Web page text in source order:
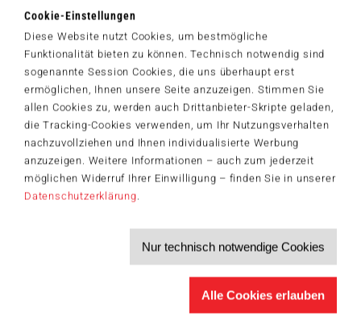
Cookie-Einstellungen
Diese Website nutzt Cookies, um bestmögliche
Funktionalität bieten zu können. Technisch notwendig sind
sogenannte Session Cookies, die uns überhaupt erst
ermöglichen, Ihnen unsere Seite anzuzeigen. Stimmen Sie
allen Cookies zu, werden auch Drittanbieter-Skripte geladen,
die Tracking-Cookies verwenden, um Ihr Nutzungsverhalten
nachzuvollziehen und Ihnen individualisierte Werbung
anzuzeigen. Weitere Informationen – auch zum jederzeit
möglichen Widerruf Ihrer Einwilligung – finden Sie in unserer
Datenschutzerklärung
Nur technisch notwendige Cookies
Alle Cookies erlauben
Selecta Spielzeug by Schmidt Spiele GmbH
Der Schmidt-Spiele-Newsletter
Jetzt anmelden und 5€ Willkommensrabatt sichern
Bleiben Sie auf dem Laufenden zu Neuheiten, Trends und aktuellen
Themen rund um Schmidt
Willkommensgutschein in Höhe von 5€ für Ihren nächsten Einkauf im
Produktneuheiten und Sortimentserweiterungen